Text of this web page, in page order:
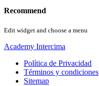
Recommend
Edit widget and choose a menu
Academy Intercima
Política de Privacidad
Términos y condiciones
Sitemap